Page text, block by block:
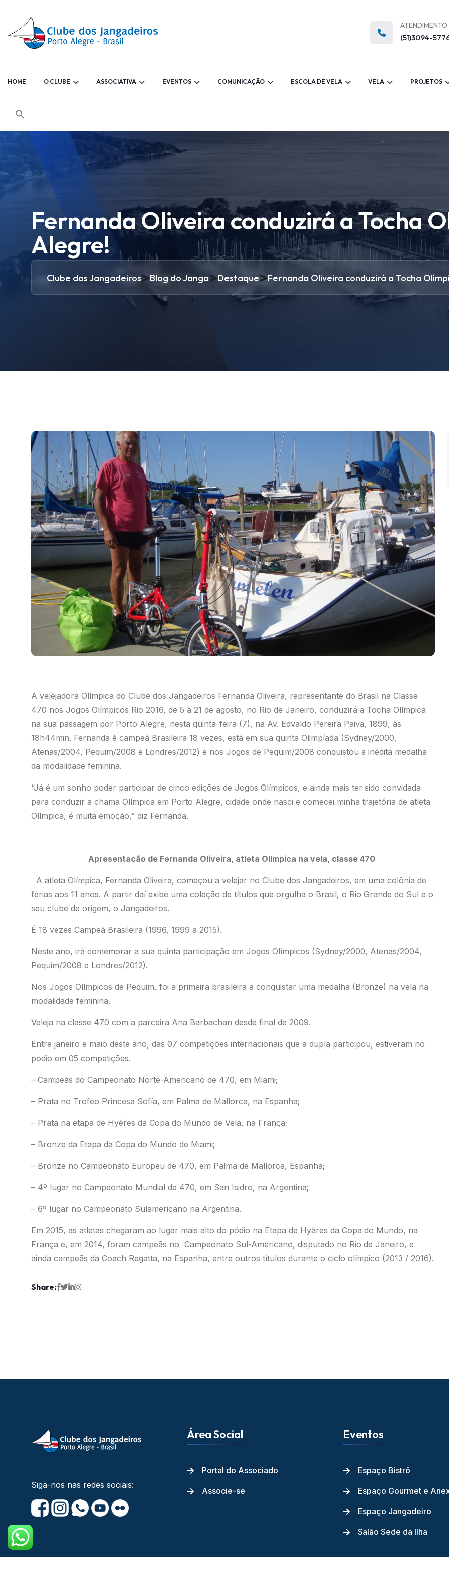
ATENDIMENTO
(51)3094-
HOME O CLUBE ASSOCIATIVA EVENTOS COMUNICAÇÃO ESCOLA DE VELA VELA PROJETOS
Fernanda Oliveira conduzirá a Tocha
Alegre!
Clube dos Jangadeiros>Blog do Janga>Destaque>Fernanda Oliveira conduzirá a Tocha
A velejadora Olímpica do Clube dos Jangadeiros Fernanda Oliveira, representante do Brasil na Classe
470 nos Jogos Olímpicos Rio 2016, de 5 à 21 de agosto, no Rio de Janeiro, conduzirá a Tocha Olímpica
na sua passagem por Porto Alegre, nesta quinta-feira (7), na Av. Edvaldo Pereira Paiva, 1899, às
18h44min. Fernanda é campeã Brasileira 18 vezes, está em sua quinta Olimpíada (Sydney/2000,
Atenas/2004, Pequim/2008 e Londres/2012) e nos Jogos de Pequim/2008 conquistou a inédita medalha
da modalidade feminina.
“Já é um sonho poder participar de cinco edições de Jogos Olímpicos, e ainda mais ter sido convidada
para conduzir a chama Olímpica em Porto Alegre, cidade onde nasci e comecei minha trajetória de atleta
Olímpica, é muita emoção,” diz Fernanda.
Apresentação de Fernanda Oliveira, atleta Olímpica na vela, classe 470
A atleta Olímpica, Fernanda Oliveira, começou a velejar no Clube dos Jangadeiros, em uma colônia de
férias aos 11 anos. A partir daí exibe uma coleção de títulos que orgulha o Brasil, o Rio Grande do Sul e o
seu clube de origem, o Jangadeiros.
É 18 vezes Campeã Brasileira (1996, 1999 a 2015).
Neste ano, irá comemorar a sua quinta participação em Jogos Olímpicos (Sydney/2000, Atenas/2004,
Pequim/2008 e Londres/2012).
Nos Jogos Olímpicos de Pequim, foi a primeira brasileira a conquistar uma medalha (Bronze) na vela na
modalidade feminina.
Veleja na classe 470 com a parceira Ana Barbachan desde final de 2009.
Entre janeiro e maio deste ano, das 07 competições internacionais que a dupla participou, estiveram no
podio em 05 competições.
– Campeãs do Campeonato Norte-Americano de 470, em Miami;
– Prata no Trofeo Princesa Sofía, em Palma de Mallorca, na Espanha;
– Prata na etapa de Hyères da Copa do Mundo de Vela, na França;
– Bronze da Etapa da Copa do Mundo de Miami;
– Bronze no Campeonato Europeu de 470, em Palma de Mallorca, Espanha;
– 4º lugar no Campeonato Mundial de 470, em San Isidro, na Argentina;
– 6º lugar no Campeonato Sulamericano na Argentina.
Em 2015, as atletas chegaram ao lugar mais alto do pódio na Etapa de Hyàres da Copa do Mundo, na
França e, em 2014, foram campeãs no Campeonato Sul-Americano, disputado no Rio de Janeiro, e
ainda campeãs da Coach Regatta, na Espanha, entre outros títulos durante o ciclo olímpico (2013 / 2016).
Share:
Siga-nos nas redes sociais:
Área Social
Portal do Associado
Associe-se
Eventos
Espaço Bistrô
Espaço Gourmet e
Espaço Jangadeiro
Salão Sede da Ilha